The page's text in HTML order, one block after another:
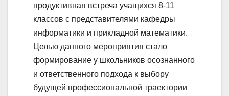
продуктивная встреча учащихся 8-11
классов с представителями кафедры
информатики и прикладной математики.
Целью данного мероприятия стало
формирование у школьников осознанного
и ответственного подхода к выбору
будущей профессиональной траектории